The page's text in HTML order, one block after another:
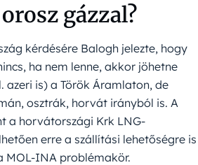
gázzal?
kérdésére Balogh jelezte, hogy
ha nem lenne, akkor jöhetne
azeri is) a Török Áramlaton, de
osztrák, horvát irányból is. A
a horvátországi Krk LNG-
erre a szállítási lehetőségre is
MOL-INA problémakör.